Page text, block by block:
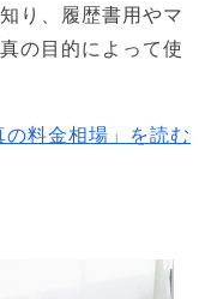
り、履歴書用やマ
の目的によって使
の料金相場」を読む